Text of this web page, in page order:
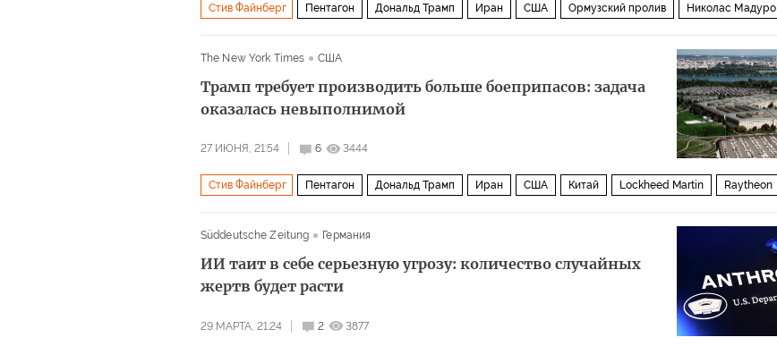
Стив Файнберг Пентагон Дональд Трамп Иран США Ормузский пролив Николас Мадуро
The New York Times
США
Трамп требует производить больше боеприпасов: задача
оказалась невыполнимой
27 ИЮНЯ, 21:54 6 3444
Стив Файнберг Пентагон Дональд Трамп Иран США Китай Lockheed Martin Raytheon
Süddeutsche Zeitung
Германия
ИИ таит в себе серьезную угрозу: количество случайных
жертв будет расти
29 МАРТА, 21:24 2 3877